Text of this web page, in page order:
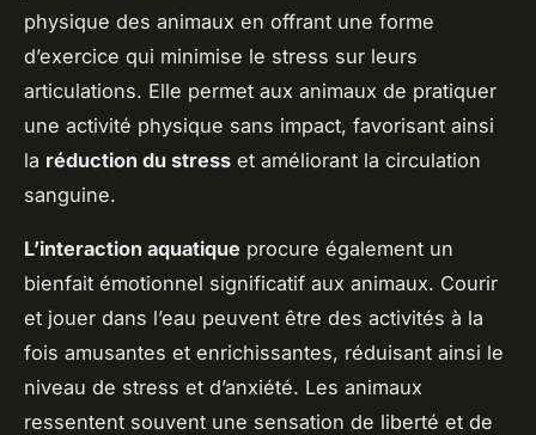
physique des animaux en offrant une forme
d’exercice qui minimise le stress sur leurs
articulations. Elle permet aux animaux de pratiquer
une activité physique sans impact, favorisant ainsi
la réduction du stress et améliorant la circulation
sanguine.
L’interaction aquatique procure également un
bienfait émotionnel significatif aux animaux. Courir
et jouer dans l’eau peuvent être des activités à la
fois amusantes et enrichissantes, réduisant ainsi le
niveau de stress et d’anxiété. Les animaux
ressentent souvent une sensation de liberté et de